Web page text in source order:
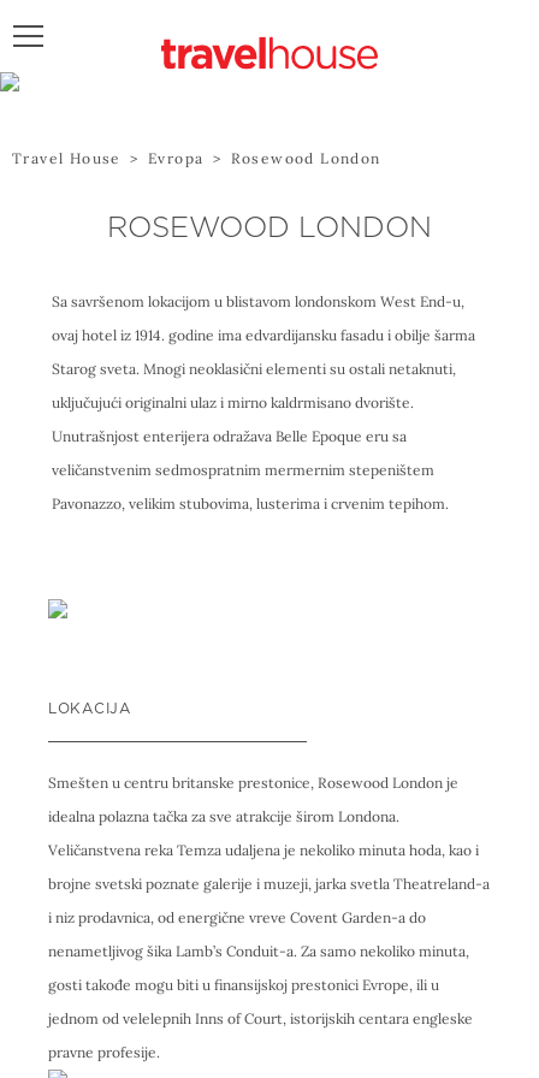
Travel House > Evropa > Rosewood London
ROSEWOOD LONDON
Sa savršenom lokacijom u blistavom londonskom West End-u,
ovaj hotel iz 1914. godine ima edvardijansku fasadu i obilje šarma
Starog sveta. Mnogi neoklasični elementi su ostali netaknuti,
uključujući originalni ulaz i mirno kaldrmisano dvorište.
Unutrašnjost enterijera odražava Belle Epoque eru sa
veličanstvenim sedmospratnim mermernim stepeništem
Pavonazzo, velikim stubovima, lusterima i crvenim tepihom.
LOKACIJA
Smešten u centru britanske prestonice, Rosewood London je
idealna polazna tačka za sve atrakcije širom Londona.
Veličanstvena reka Temza udaljena je nekoliko minuta hoda, kao i
brojne svetski poznate galerije i muzeji, jarka svetla Theatreland-a
i niz prodavnica, od energične vreve Covent Garden-a do
nenametljivog šika Lamb’s Conduit-a. Za samo nekoliko minuta,
gosti takođe mogu biti u finansijskoj prestonici Evrope, ili u
jednom od velelepnih Inns of Court, istorijskih centara engleske
pravne profesije.